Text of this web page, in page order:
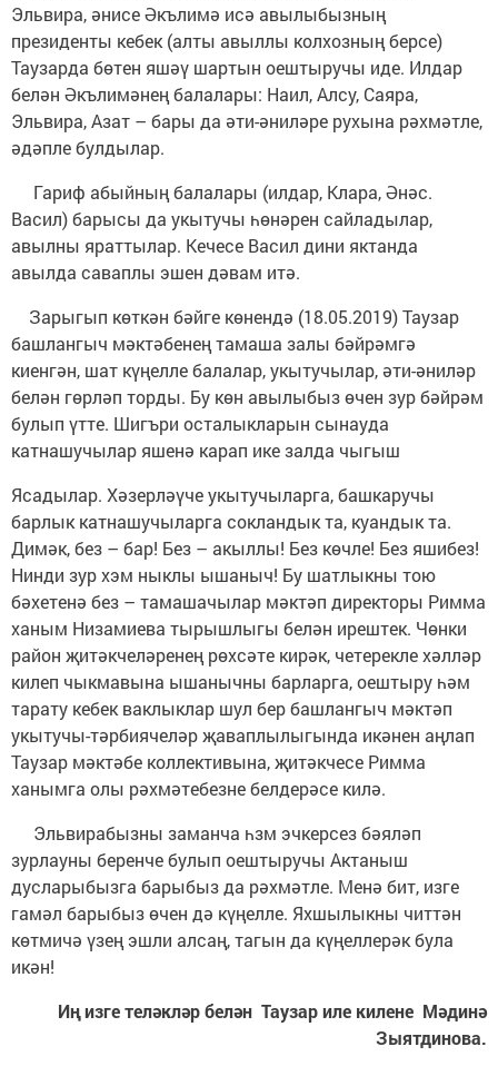
Эльвира, әнисе Әкълимә исә авылыбызның
президенты кебек (алты авыллы колхозның берсе)
Таузарда бөтен яшәү шартын оештыручы иде. Илдар
белән Әкълимәнең балалары: Наил, Алсу, Саяра,
Эльвира, Азат – бары да әти-әниләре рухына рәхмәтле,
әдәпле булдылар.
Гариф абыйның балалары (илдар, Клара, Әнәс.
Васил) барысы да укытучы һөнәрен сайладылар,
авылны яраттылар. Кечесе Васил дини яктанда
авылда саваплы эшен дәвам итә.
Зарыгып көткән бәйге көнендә (18.05.2019) Таузар
башлангыч мәктәбенең тамаша залы бәйрәмгә
киенгән, шат күңелле балалар, укытучылар, әти-әниләр
белән гөрләп торды. Бу көн авылыбыз өчен зур бәйрәм
булып үтте. Шигъри осталыкларын сынауда
катнашучылар яшенә карап ике залда чыгыш
Ясадылар. Хәзерләүче укытучыларга, башкаручы
барлык катнашучыларга сокландык та, куандык та.
Димәк, без – бар! Без – акыллы! Без көчле! Без яшибез!
Нинди зур хэм ныклы ышаныч! Бу шатлыкны тою
бәхетенә без – тамашачылар мәктәп директоры Римма
ханым Низамиева тырышлыгы белән ирештек. Чөнки
район җитәкчеләренең рөхсәте кирәк, четерекле хәлләр
килеп чыкмавына ышанычны барларга, оештыру һәм
тарату кебек ваклыклар шул бер башлангыч мәктәп
укытучы-тәрбиячеләр җаваплылыгында икәнен аңлап
Таузар мәктәбе коллективына, җитәкчесе Римма
ханымга олы рәхмәтебезне белдерәсе килә.
Эльвирабызны заманча һзм эчкерсез бәяләп
зурлауны беренче булып оештыручы Актаныш
дусларыбызга барыбыз да рәхмәтле. Менә бит, изге
гамәл барыбыз өчен дә күңелле. Яхшылыкны читтән
көтмичә үзең эшли алсаң, тагын да күңеллерәк була
икән!
Иң изге теләкләр белән Таузар иле килене Мәдинә
Зыятдинова.